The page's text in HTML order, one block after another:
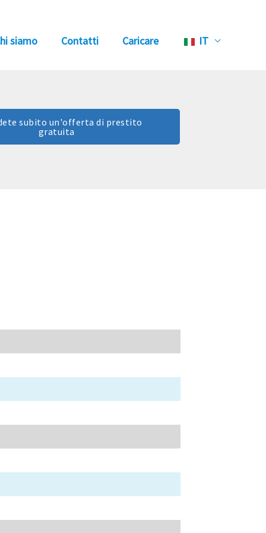
siamo Contatti Caricare IT
subito un'offerta di prestito
gratuita